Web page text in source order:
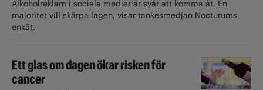
Alkoholreklam i sociala medier är svår att komma åt. En
majoritet vill skärpa lagen, visar tankesmedjan Nocturums
enkät.
Ett glas om dagen ökar risken för
cancer